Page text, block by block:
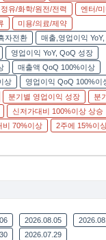
정유/화학/원전/전력
엔터/
미용/의료/제약
자전환
매출,영업이익
영업이익 YoY, QoQ 성장
매출액 QoQ 100%이상
상
영업이익 QoQ 100%이
분기별 영업이익 성장
분
신저가대비 100%이상 상승
비 70%이상
2주에 15%이
2026.08.05
2026.07.29